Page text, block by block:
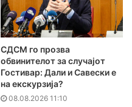
СДСМ го прозва
обвинителот за случајот
Гостивар: Дали и Савески е
на екскурзија?
08.08.2026 11:10